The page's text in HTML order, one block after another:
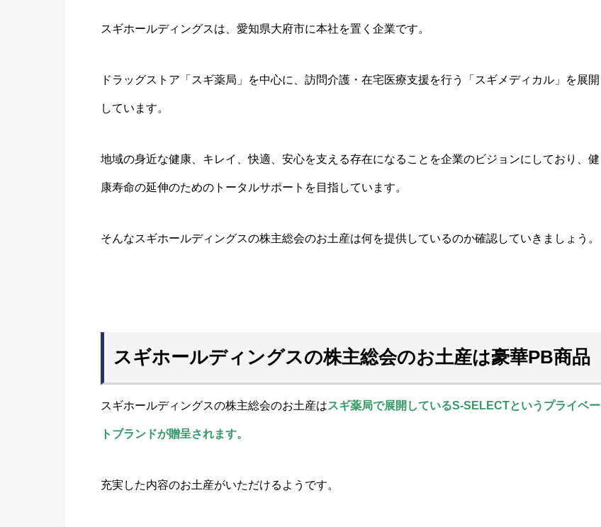
スギホールディングスは、愛知県大府市に本社を置く企業です。
ドラッグストア「スギ薬局」を中心に、訪問介護・在宅医療支援を行う「スギメディカル」を展開
しています。
地域の身近な健康、キレイ、快適、安心を支える存在になることを企業のビジョンにしており、健
康寿命の延伸のためのトータルサポートを目指しています。
そんなスギホールディングスの株主総会のお土産は何を提供しているのか確認していきましょう。
スギホールディングスの株主総会のお土産は豪華PB商品
スギホールディングスの株主総会のお土産はスギ薬局で展開しているS-SELECTというプライベー
トブランドが贈呈されます。
充実した内容のお土産がいただけるようです。